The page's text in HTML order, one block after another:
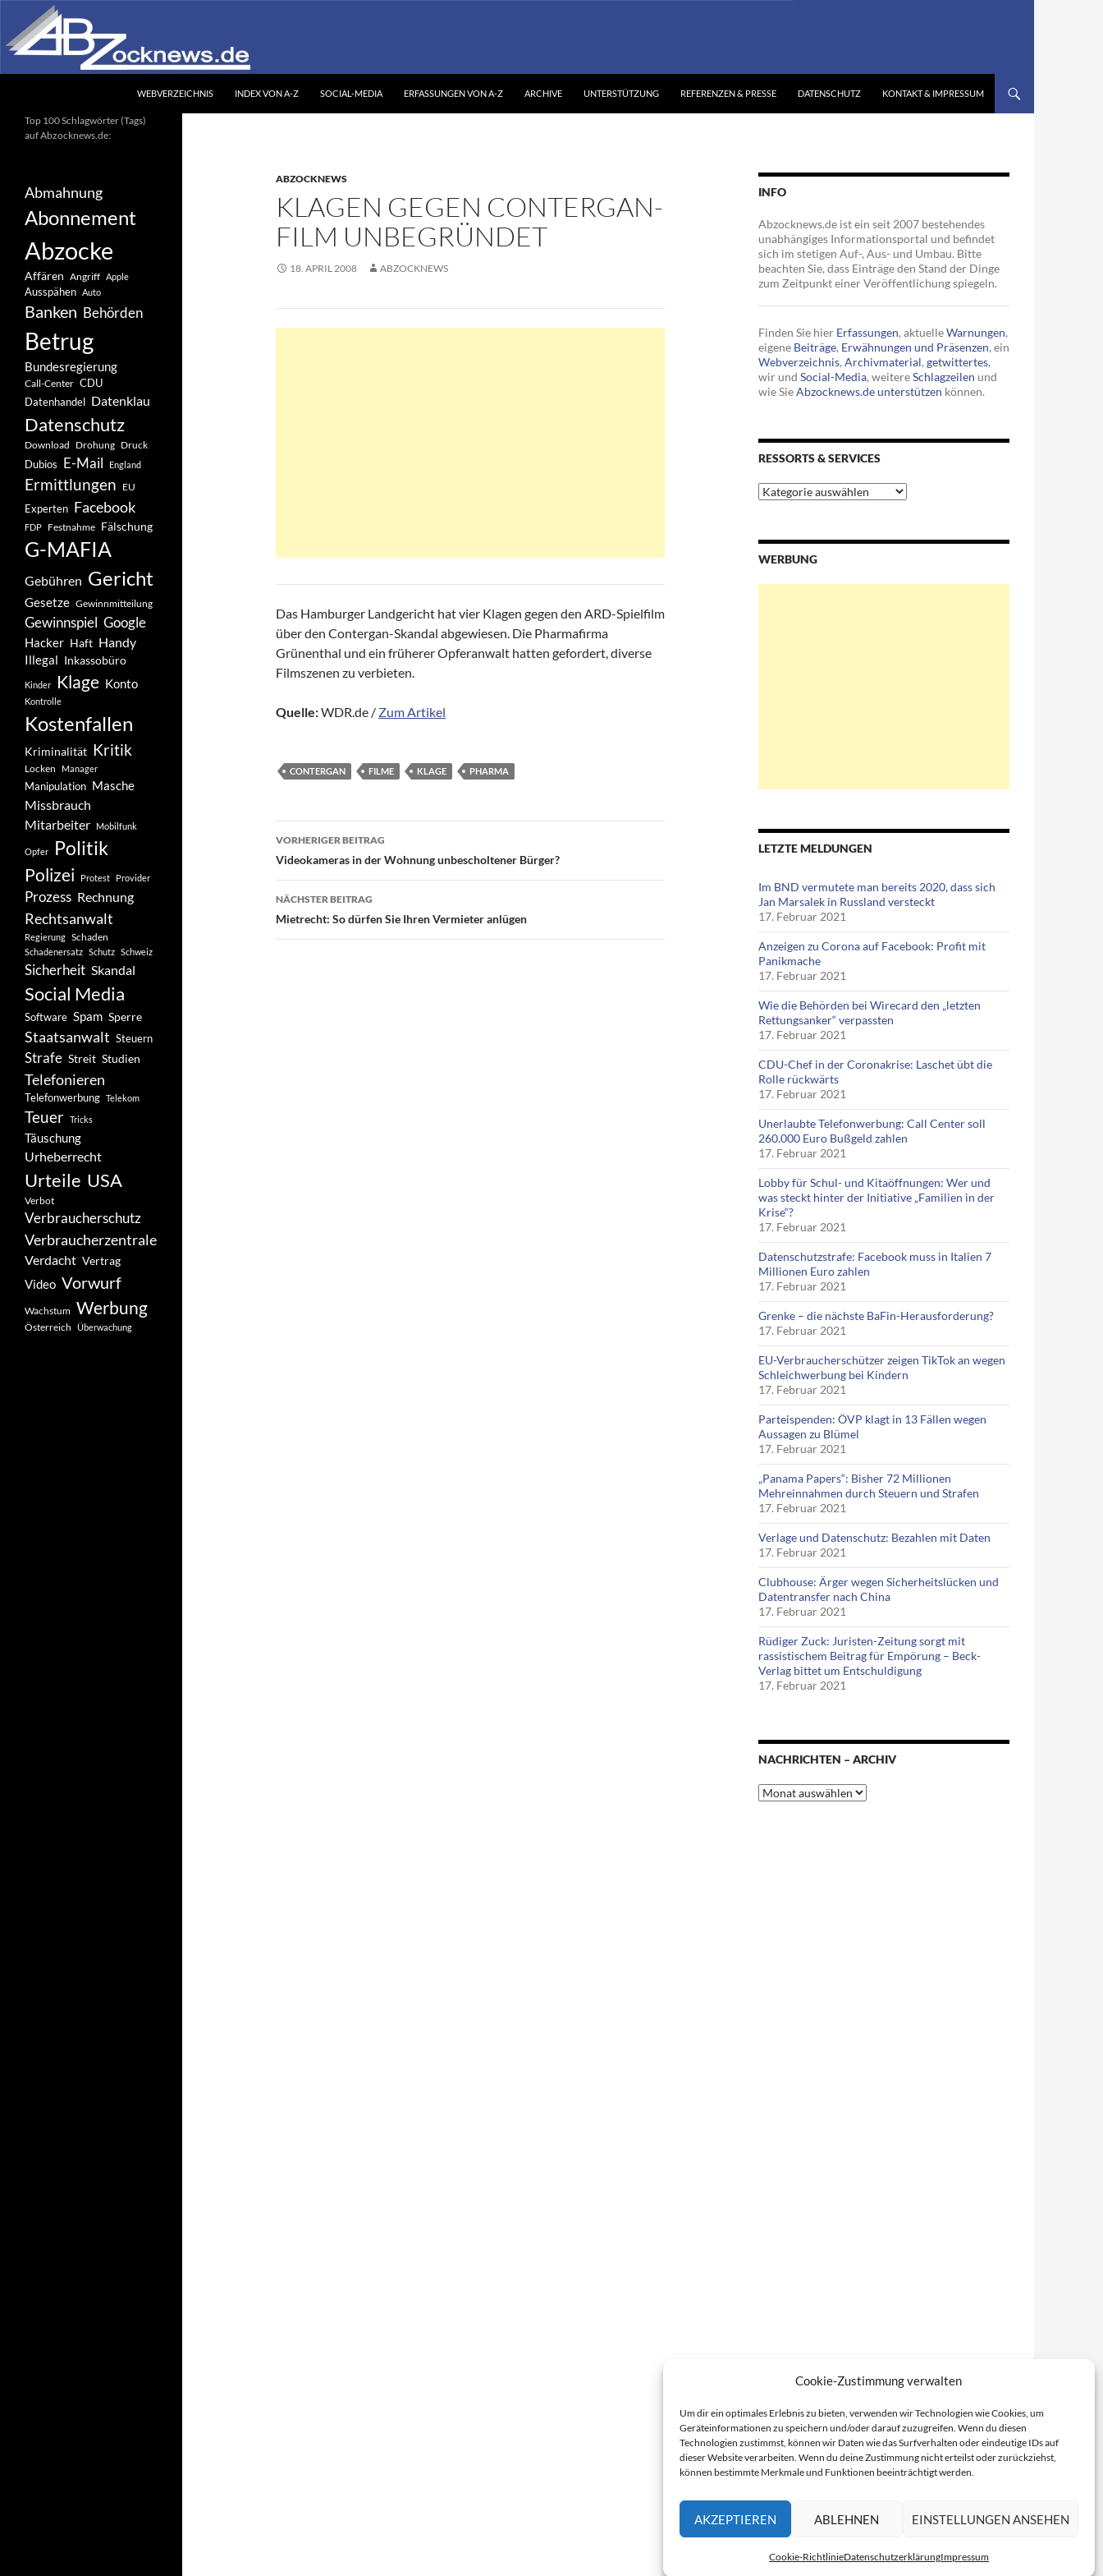
Cookie-Zustimmung verwalten
Um dir ein optimales Erlebnis zu bieten, verwenden wir Technologien wie Cookies, um
Geräteinformationen zu speichern und/oder darauf zuzugreifen. Wenn du diesen
Technologien zustimmst, können wir Daten wie das Surfverhalten oder eindeutige IDs auf
dieser Website verarbeiten. Wenn du deine Zustimmung nicht erteilst oder zurückziehst,
können bestimmte Merkmale und Funktionen beeinträchtigt werden.
AKZEPTIEREN ABLEHNEN EINSTELLUNGEN ANSEHEN
Cookie-RichtlinieDatenschutzerklärungImpressum
Inhalt
springen
WEBVERZEICHNIS INDEX VON A-Z SOCIAL-MEDIA ERFASSUNGEN VON A-Z ARCHIVE UNTERSTÜTZUNG REFERENZEN & PRESSE DATENSCHUTZ KONTAKT & IMPRESSUM
ABZOCKNEWS
KLAGEN GEGEN CONTERGAN-
FILM UNBEGRÜNDET
18. APRIL 2008 ABZOCKNEWS
Das Hamburger Landgericht hat vier Klagen gegen den ARD-Spielfilm
über den Contergan-Skandal abgewiesen. Die Pharmafirma
Grünenthal und ein früherer Opferanwalt hatten gefordert, diverse
Filmszenen zu verbieten.
Quelle:WDR.de / Zum Artikel
CONTERGAN FILME KLAGE PHARMA
Beitragsnavigation
VORHERIGER BEITRAG
Videokameras in der Wohnung unbescholtener Bürger?
NÄCHSTER BEITRAG
Mietrecht: So dürfen Sie Ihren Vermieter anlügen
INFO
Abzocknews.de ist ein seit 2007 bestehendes
unabhängiges Informationsportal und befindet
sich im stetigen Auf-, Aus- und Umbau. Bitte
beachten Sie, dass Einträge den Stand der Dinge
zum Zeitpunkt einer Veröffentlichung spiegeln.
Finden Sie hier Erfassungen, aktuelleWarnungen,
eigene Beiträge, Erwähnungen und Präsenzen, ein
Webverzeichnis, Archivmaterial, getwittertes,
wir und Social-Media, weitereSchlagzeilen und
wie SieAbzocknews.de unterstützen können.
RESSORTS & SERVICES
Ressorts
&
WERBUNG
LETZTE MELDUNGEN
Im BND vermutete man bereits 2020, dass sich
Jan Marsalek in Russland versteckt
17. Februar 2021
Anzeigen zu Corona auf Facebook: Profit mit
Panikmache
17. Februar 2021
Wie die Behörden bei Wirecard den „letzten
Rettungsanker“ verpassten
17. Februar 2021
CDU-Chef in der Coronakrise: Laschet übt die
Rolle rückwärts
17. Februar 2021
Unerlaubte Telefonwerbung: Call Center soll
260.000 Euro Bußgeld zahlen
17. Februar 2021
Lobby für Schul- und Kitaöffnungen: Wer und
was steckt hinter der Initiative „Familien in der
Krise“?
17. Februar 2021
Datenschutzstrafe: Facebook muss in Italien 7
Millionen Euro zahlen
17. Februar 2021
Grenke – die nächste BaFin-Herausforderung?
17. Februar 2021
EU-Verbraucherschützer zeigen TikTok an wegen
Schleichwerbung bei Kindern
17. Februar 2021
Parteispenden: ÖVP klagt in 13 Fällen wegen
Aussagen zu Blümel
17. Februar 2021
„Panama Papers“: Bisher 72 Millionen
Mehreinnahmen durch Steuern und Strafen
17. Februar 2021
Verlage und Datenschutz: Bezahlen mit Daten
17. Februar 2021
Clubhouse: Ärger wegen Sicherheitslücken und
Datentransfer nach China
17. Februar 2021
Rüdiger Zuck: Juristen-Zeitung sorgt mit
rassistischem Beitrag für Empörung – Beck-
Verlag bittet um Entschuldigung
17. Februar 2021
NACHRICHTEN – ARCHIV
Nachrichten
–
Ihr unabhängiges
Informationsportal
Top 100 Schlagwörter (Tags)
auf Abzocknews.de:
Abmahnung
Abonnement
Abzocke
Affären Angriff Apple
Ausspähen Auto
Banken Behörden
Betrug
Bundesregierung
Call-Center CDU
Datenhandel Datenklau
Datenschutz
Download Drohung Druck
Dubios E-Mail England
Ermittlungen EU
Experten Facebook
FDP Festnahme Fälschung
G-MAFIA
Gebühren Gericht
Gesetze Gewinnmitteilung
Gewinnspiel Google
Hacker Haft Handy
Illegal Inkassobüro
Kinder Klage Konto
Kontrolle
Kostenfallen
Kriminalität Kritik
Locken Manager
Manipulation Masche
Missbrauch
Mitarbeiter
Mobilfunk
Opfer Politik
Polizei Protest Provider
Prozess Rechnung
Rechtsanwalt
Regierung Schaden
Schadenersatz Schutz Schweiz
Sicherheit Skandal
Social Media
Software Spam Sperre
Staatsanwalt Steuern
Strafe Streit Studien
Telefonieren
Telefonwerbung Telekom
Teuer Tricks
Täuschung
Urheberrecht
Urteile USA
Verbot
Verbraucherschutz
Verbraucherzentrale
Verdacht Vertrag
Video Vorwurf
Wachstum Werbung
Österreich Überwachung